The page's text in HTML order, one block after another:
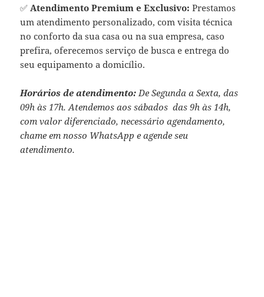
✅Atendimento Premium e Exclusivo: Prestamos
um atendimento personalizado, com visita técnica
no conforto da sua casa ou na sua empresa, caso
prefira, oferecemos serviço de busca e entrega do
seu equipamento a domicílio.
Horários de atendimento:De Segunda a Sexta, das
09h às 17h. Atendemos aos sábados das 9h às 14h,
com valor diferenciado, necessário agendamento,
chame em nosso WhatsApp e agende seu
atendimento.